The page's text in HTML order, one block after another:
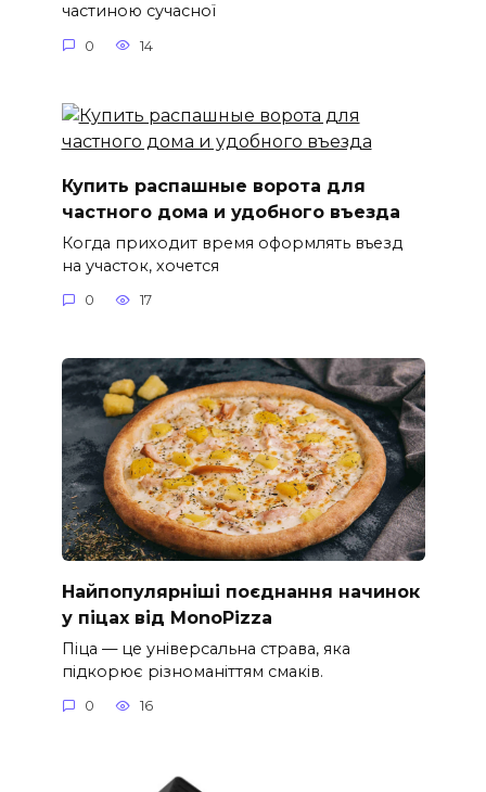
частиною сучасної
0 14
Купить распашные ворота для
частного дома и удобного въезда
Когда приходит время оформлять въезд
на участок, хочется
0 17
Найпопулярніші поєднання начинок
у піцах від MonoPizza
Піца — це універсальна страва, яка
підкорює різноманіттям смаків.
0 16